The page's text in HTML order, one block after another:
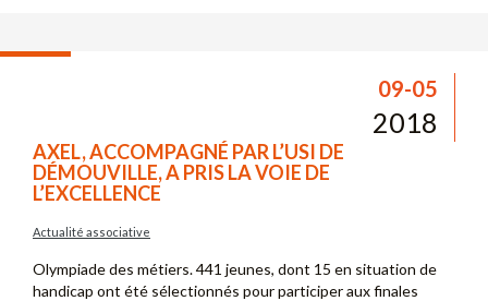
09-05
2018
AXEL, ACCOMPAGNÉ PAR L’USI DE
DÉMOUVILLE, A PRIS LA VOIE DE
L’EXCELLENCE
Actualité associative
Olympiade des métiers. 441 jeunes, dont 15 en situation de
handicap ont été sélectionnés pour participer aux finales